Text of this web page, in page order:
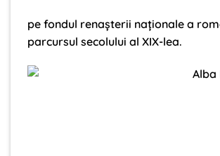
pe fondul renașterii naționale a
parcursul secolului al XIX-lea.